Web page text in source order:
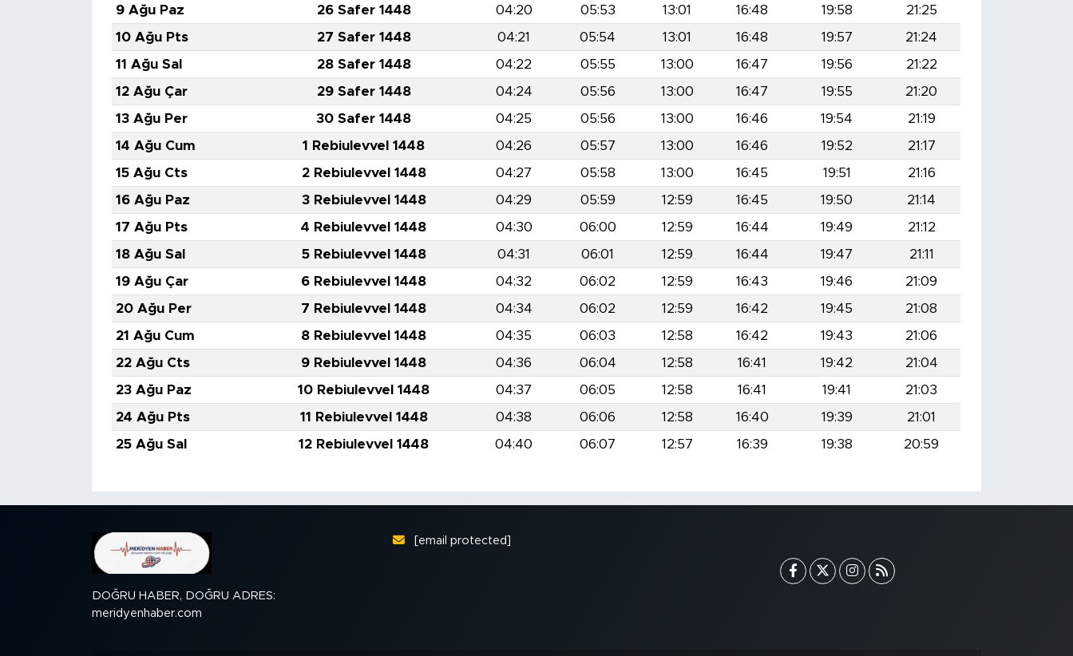
9 Ağu Paz
26 Safer 1448 04:20 05:53 13:01 16:48 19:58
21:25
10 Ağu Pts
27 Safer 1448 04:21 05:54 13:01 16:48 19:57
21:24
11 Ağu Sal
28 Safer 1448 04:22 05:55 13:00 16:47 19:56
21:22
12 Ağu Çar
29 Safer 1448 04:24 05:56 13:00 16:47 19:55
21:20
13 Ağu Per
30 Safer 1448 04:25 05:56 13:00 16:46 19:54
21:19
14 Ağu Cum
1 Rebiulevvel 1448 04:26 05:57 13:00 16:46 19:52
21:17
15 Ağu Cts
2 Rebiulevvel 1448 04:27 05:58 13:00 16:45 19:51
21:16
16 Ağu Paz
3 Rebiulevvel 1448 04:29 05:59 12:59 16:45 19:50
21:14
17 Ağu Pts
4 Rebiulevvel 1448 04:30 06:00 12:59 16:44 19:49
21:12
18 Ağu Sal
5 Rebiulevvel 1448 04:31 06:01 12:59 16:44 19:47
21:11
19 Ağu Çar
6 Rebiulevvel 1448 04:32 06:02 12:59 16:43 19:46
21:09
20 Ağu Per
7 Rebiulevvel 1448 04:34 06:02 12:59 16:42 19:45
21:08
21 Ağu Cum
8 Rebiulevvel 1448 04:35 06:03 12:58 16:42 19:43
21:06
22 Ağu Cts
9 Rebiulevvel 1448 04:36 06:04 12:58 16:41 19:42
21:04
23 Ağu Paz
10 Rebiulevvel 1448 04:37 06:05 12:58 16:41 19:41
21:03
24 Ağu Pts
11 Rebiulevvel 1448 04:38 06:06 12:58 16:40 19:39
21:01
25 Ağu Sal
12 Rebiulevvel 1448 04:40 06:07 12:57 16:39 19:38 20:59
DOĞRU HABER, DOĞRU ADRES:
meridyenhaber.com
[email protected]
VİDEOLAR
ALINTI YAZARLAR
SOSYAL MEDYA